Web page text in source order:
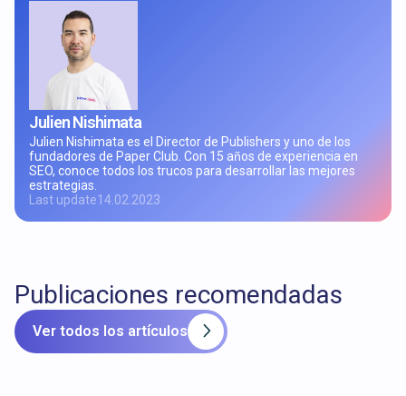
Julien Nishimata
Julien Nishimata es el Director de Publishers y uno de los
fundadores de Paper Club. Con 15 años de experiencia en
SEO, conoce todos los trucos para desarrollar las mejores
estrategias.
Last update14.02.2023
Publicaciones recomendadas
Ver todos los artículos